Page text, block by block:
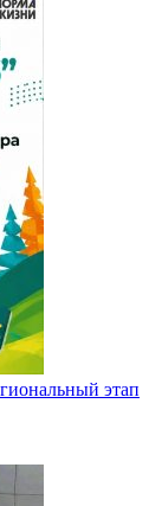
этап